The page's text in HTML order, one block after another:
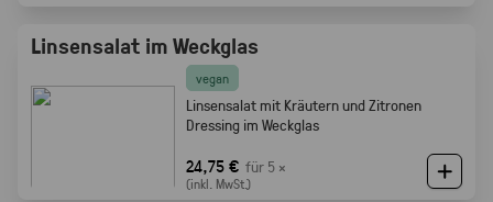
Linsensalat im Weckglas
vegan
Linsensalat mit Kräutern und Zitronen
Dressing im Weckglas
24,75 € für 5 ×
(inkl. MwSt.)